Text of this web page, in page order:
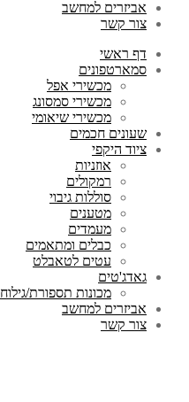
אביזרים למחשב
צור קשר
דף ראשי
סמארטפונים
מכשירי אפל
מכשירי סמסונג
מכשירי שיאומי
שעונים חכמים
ציוד היקפי
אוזניות
רמקולים
סוללות גיבוי
מטענים
מעמדים
כבלים ומתאמים
עטים לטאבלט
גאדג'טים
מכונות תספורת/גילוח
אביזרים למחשב
צור קשר